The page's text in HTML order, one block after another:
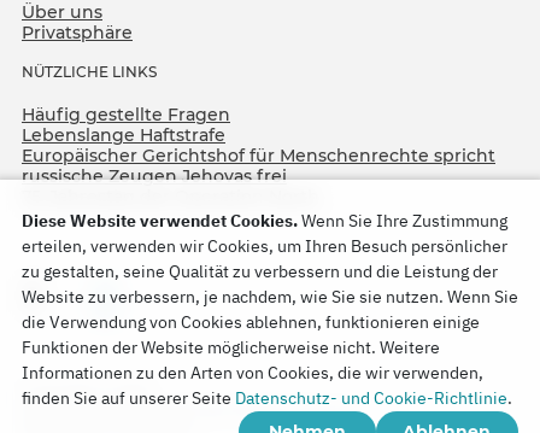
Über uns
Privatsphäre
NÜTZLICHE LINKS
Häufig gestellte Fragen
Lebenslange Haftstrafe
Europäischer Gerichtshof für Menschenrechte spricht
russische Zeugen Jehovas frei
Copyright © 2026
Watch Tower Bible and Tract Society of Korea.
Diese Website verwendet Cookies.Wenn Sie Ihre Zustimmung
erteilen, verwenden wir Cookies, um Ihren Besuch persönlicher
zu gestalten, seine Qualität zu verbessern und die Leistung der
Website zu verbessern, je nachdem, wie Sie sie nutzen. Wenn Sie
die Verwendung von Cookies ablehnen, funktionieren einige
Funktionen der Website möglicherweise nicht. Weitere
Informationen zu den Arten von Cookies, die wir verwenden,
finden Sie auf unserer Seite Datenschutz- und Cookie-Richtlinie.